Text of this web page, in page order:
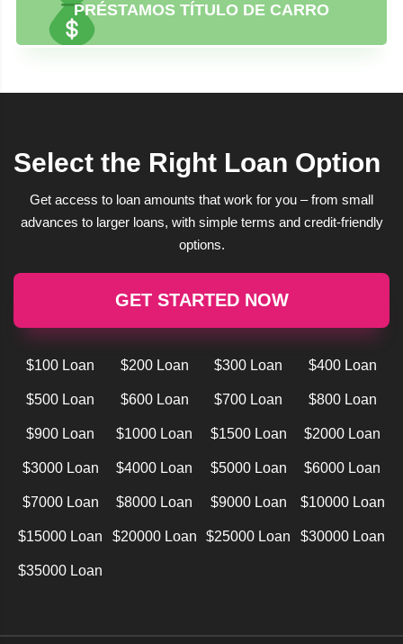
PRÉSTAMOS TÍTULO DE CARRO
Select the Right Loan Option
Get access to loan amounts that work for you – from small
advances to larger loans, with simple terms and credit-friendly
options.
GET STARTED NOW
$100 Loan $200 Loan $300 Loan $400 Loan
$500 Loan $600 Loan $700 Loan $800 Loan
$900 Loan $1000 Loan $1500 Loan $2000 Loan
$3000 Loan $4000 Loan $5000 Loan $6000 Loan
$7000 Loan $8000 Loan $9000 Loan $10000 Loan
$15000 Loan $20000 Loan $25000 Loan $30000 Loan
$35000 Loan